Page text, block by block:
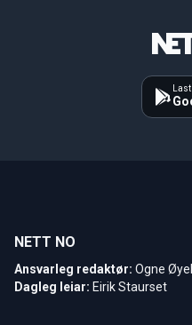
NETT NO
Ansvarleg redaktør: Ogne
Dagleg leiar: Eirik Staurset